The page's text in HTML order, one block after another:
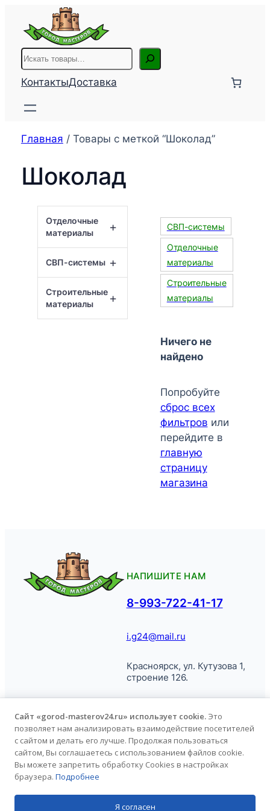
содержимому
Поиск
КонтактыДоставка
Главная / Товары с меткой “Шоколад”
Шоколад
+
Отделочные
материалы
+
СВП-системы
+
Строительные
материалы
СВП-системы
Отделочные
материалы
Строительные
материалы
Ничего не
найдено
Попробуйте
сброс всех
фильтров или
перейдите в
главную
страницу
магазина
НАПИШИТЕ НАМ
8-993-722-41-17
i.g24@mail.ru
Красноярск, ул. Кутузова 1,
строение 126.
© Город
Мастеров, 2026.
Политика обработки
персональных данных
Продвижение сайта
Сайт «gorod-masterov24.ru» использует cookie. Это
позволяет нам анализировать взаимодействие посетителей
с сайтом и делать его лучше. Продолжая пользоваться
сайтом, Вы соглашаетесь с использованием файлов cookie.
Вы можете запретить обработку Cookies в настройках
браузера. Подробнее
Я согласен